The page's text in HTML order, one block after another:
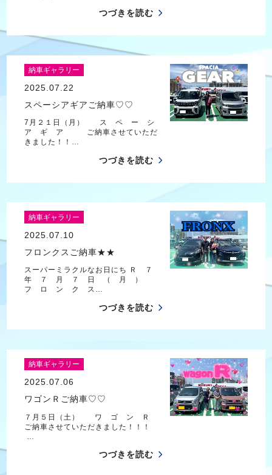
つづきを読む
納車ギャラリー
2025.07.22
スペーシアギアご納車♡♡
7月２１日（月） ス ペ ー シ
ア ギ ア ご納車させていただ
きました！！…
つづきを読む
納車ギャラリー
2025.07.10
フロンクスご納車★★
スーパーミラクルなお日にち Ｒ ７
年 ７ 月 ７ 日 （ 月 ）
フ ロ ン ク ス…
つづきを読む
納車ギャラリー
2025.07.06
ワゴンＲご納車♡♡
７月５日（土） ワ ゴ ン Ｒ
ご納車させていただきました！！！
つづきを読む